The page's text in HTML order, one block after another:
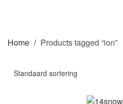
Home Products tagged “ion”